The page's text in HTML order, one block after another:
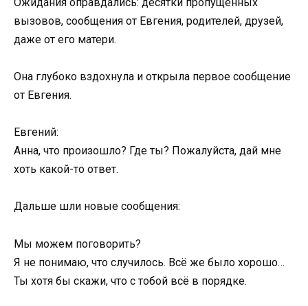
вызовов, сообщения от Евгения, родителей, друзей,
даже от его матери.
Она глубоко вздохнула и открыла первое сообщение
от Евгения.
Евгений:
Анна, что произошло? Где ты? Пожалуйста, дай мне
хоть какой-то ответ.
Дальше шли новые сообщения:
Мы можем поговорить?
Я не понимаю, что случилось. Всё же было хорошо…
Ты хотя бы скажи, что с тобой всё в порядке.